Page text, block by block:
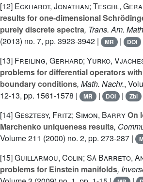
[12] Eckhardt, Jonathan; Teschl,
results for one-dimensional
purely discrete spectra, Trans. Am.
(2013) no. 7, pp. 3923-3942 |
MR | DOI
[13] Freiling, Gerhard; Yurko,
problems for differential operators
boundary conditions, Math. Nachr.,
12-13, pp. 1561-1578 |
MR | DOI | Zbl
[14]Gesztesy, Fritz; Simon, BarryOn
Marchenko uniqueness results,
Volume 211 (2000) no. 2, pp. 273-287 |
[15]Guillarmou, Colin; Sá Barreto,
problems for Einstein manifolds,